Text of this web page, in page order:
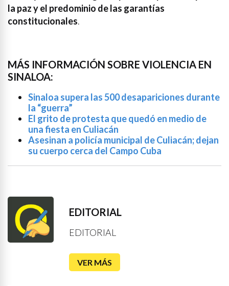
la paz y el predominio de las garantías
constitucionales.
MÁS INFORMACIÓN SOBRE VIOLENCIA EN
SINALOA:
Sinaloa supera las 500 desapariciones durante
la “guerra”
El grito de protesta que quedó en medio de
una fiesta en Culiacán
Asesinan a policía municipal de Culiacán; dejan
su cuerpo cerca del Campo Cuba
EDITORIAL
EDITORIAL
VER MÁS